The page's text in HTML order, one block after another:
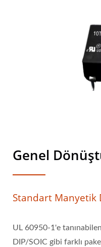
Genel
Standart Manyetik
UL 60950-1'e
DIP/SOIC gibi farklı